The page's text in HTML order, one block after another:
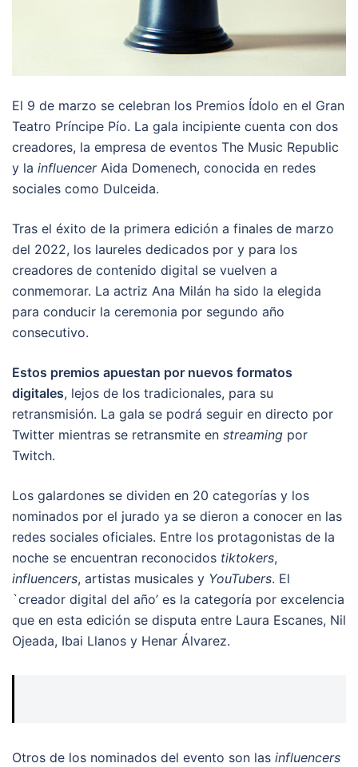
El 9 de marzo se celebran los Premios Ídolo en el Gran
Teatro Príncipe Pío. La gala incipiente cuenta con dos
creadores, la empresa de eventos The Music Republic
y la influencerAida Domenech, conocida en redes
sociales como Dulceida.
Tras el éxito de la primera edición a finales de marzo
del 2022, los laureles dedicados por y para los
creadores de contenido digital se vuelven a
conmemorar. La actriz Ana Milán ha sido la elegida
para conducir la ceremonia por segundo año
consecutivo.
Estos premios apuestan por nuevos formatos
digitales, lejos de los tradicionales, para su
retransmisión. La gala se podrá seguir en directo por
Twitter mientras se retransmite en streaming por
Twitch.
Los galardones se dividen en 20 categorías y los
nominados por el jurado ya se dieron a conocer en las
redes sociales oficiales. Entre los protagonistas de la
noche se encuentran reconocidos tiktokers,
influencers, artistas musicales y YouTubers. El
`creador digital del año’ es la categoría por excelencia
que en esta edición se disputa entre Laura Escanes, Nil
Ojeada, Ibai Llanos y Henar Álvarez.
Otros de los nominados del evento son las influencers